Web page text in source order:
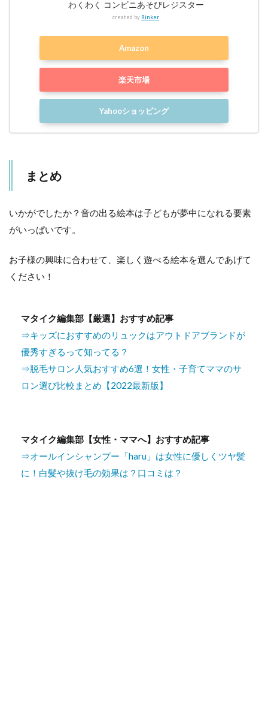
わくわく コンビニあそびレジスター
created by Rinker
Amazon
楽天市場
Yahooショッピング
まとめ
いかがでしたか？音の出る絵本は子どもが夢中になれる要素
がいっぱいです。
お子様の興味に合わせて、楽しく遊べる絵本を選んであげて
ください！
マタイク編集部【厳選】おすすめ記事
⇒キッズにおすすめのリュックはアウトドアブランドが
優秀すぎるって知ってる？
⇒脱毛サロン人気おすすめ6選！女性・子育てママのサ
ロン選び比較まとめ【2022最新版】
マタイク編集部【女性・ママへ】おすすめ記事
⇒オールインシャンプー「haru」は女性に優しくツヤ髪
に！白髪や抜け毛の効果は？口コミは？